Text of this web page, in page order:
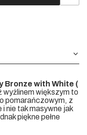
Bronze with White (
wyżlinem większym to
pomarańczowym, z
nie tak masywne jak
piękne pełne